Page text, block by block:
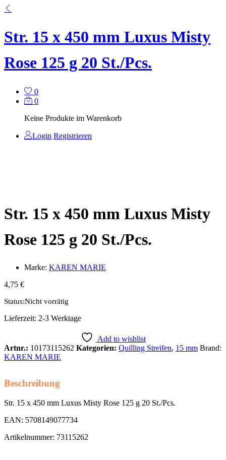
Str. 15 x 450 mm Luxus Misty
Rose 125 g 20 St./Pcs.
0
0
Keine Produkte im Warenkorb
Login Registrieren
Str. 15 x 450 mm Luxus Misty
Rose 125 g 20 St./Pcs.
Marke: KAREN MARIE
4,75 €
Status:Nicht vorrätig
Lieferzeit: 2-3 Werktage
Add to wishlist
Artnr.: 10173115262 Kategorien: Quilling Streifen, 15 mm Brand:
KAREN MARIE
Beschreibung
Str. 15 x 450 mm Luxus Misty Rose 125 g 20 St./Pcs.
EAN: 5708149077734
Artikelnummer: 73115262